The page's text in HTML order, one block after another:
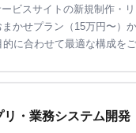
ビスサイトの新規制作・
かせプラン（15万円〜）
に合わせて最適な構成をご
リ・業務システム開発